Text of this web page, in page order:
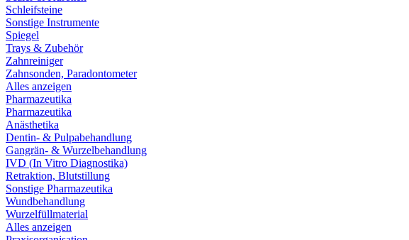
Schleifsteine
Sonstige Instrumente
Spiegel
Trays & Zubehör
Zahnreiniger
Zahnsonden, Paradontometer
Alles anzeigen
Pharmazeutika
Pharmazeutika
Anästhetika
Dentin- & Pulpabehandlung
Gangrän- & Wurzelbehandlung
IVD (In Vitro Diagnostika)
Retraktion, Blutstillung
Sonstige Pharmazeutika
Wundbehandlung
Wurzelfüllmaterial
Alles anzeigen